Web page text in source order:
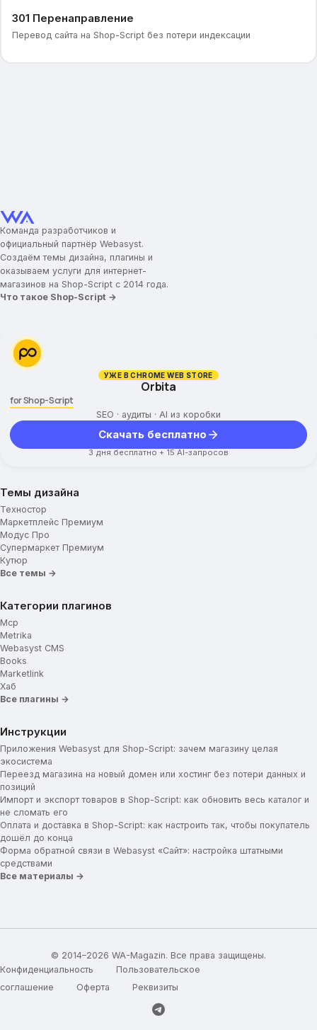
301 Перенаправление
Перевод сайта на Shop-Script без потери индексации
Команда разработчиков и
официальный партнёр Webasyst.
Создаём темы дизайна, плагины и
оказываем услуги для интернет-
магазинов на Shop-Script с 2014 года.
Что такое Shop-Script →
УЖЕ В CHROME WEB STORE
Orbita
for Shop-Script
SEO · аудиты · AI из коробки
Скачать бесплатно
3 дня бесплатно + 15 AI-запросов
Темы дизайна
Техностор
Маркетплейс Премиум
Модус Про
Супермаркет Премиум
Кутюр
Все темы →
Категории плагинов
Mcp
Metrika
Webasyst CMS
Books
Marketlink
Хаб
Все плагины →
Инструкции
Приложения Webasyst для Shop-Script: зачем магазину целая
экосистема
Переезд магазина на новый домен или хостинг без потери данных и
позиций
Импорт и экспорт товаров в Shop-Script: как обновить весь каталог и
не сломать его
Оплата и доставка в Shop-Script: как настроить так, чтобы покупатель
дошёл до конца
Форма обратной связи в Webasyst «Сайт»: настройка штатными
средствами
Все материалы →
© 2014–2026 WA-Magazin. Все права защищены.
Конфиденциальность
Пользовательское
соглашение
Оферта Реквизиты